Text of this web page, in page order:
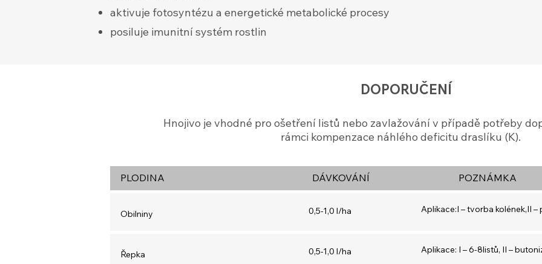
aktivuje fotosyntézu a energetické metabolické procesy
posiluje imunitní systém rostlin
DOPORUČENÍ
Hnojivo je vhodné pro ošetření listů nebo zavlažování v případě potřeby
rámci kompenzace náhlého deficitu draslíku (K).
PLODINA DÁVKOVÁNÍ POZNÁMKA
Obilniny 0,5-1,0 l/ha Aplikace:I – tvorba kolének,II
Řepka 0,5-1,0 l/ha Aplikace: I – 6-8listů, II –